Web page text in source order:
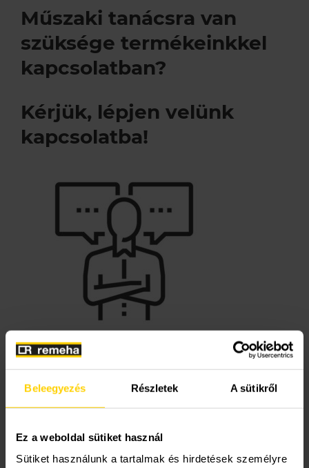
Beleegyezés Részletek A sütikről
Ez a weboldal sütiket használ
Sütiket használunk a tartalmak és hirdetések személyre
Akciók
Támogatások
Kapcsolatfelvételi űrlap
Műszaki, értékesítési tanácsadás
Szerviz szolgáltatások
Szolgáltatás megrendelés
Lakossági szerviz
A Remeha
Cégtörténet
Műszaki tanácsra van
szüksége termékeinkkel
kapcsolatban?
Kérjük, lépjen velünk
kapcsolatba!
Az alábbi ügyekben fordulhat műszaki
értékesítés előtt:
Támogatás a termékek kiválasztásában